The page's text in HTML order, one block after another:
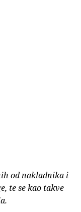
od nakladnika i
te se kao takve